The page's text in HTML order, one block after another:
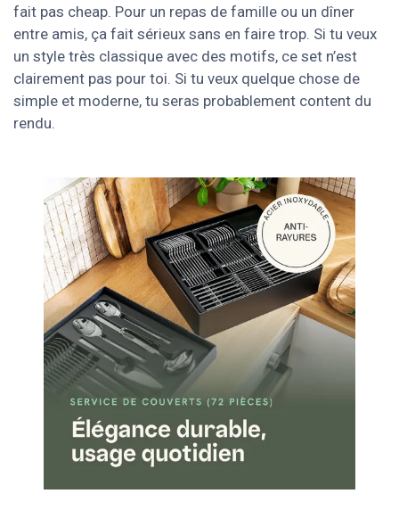
fait pas cheap. Pour un repas de famille ou un dîner
entre amis, ça fait sérieux sans en faire trop. Si tu veux
un style très classique avec des motifs, ce set n’est
clairement pas pour toi. Si tu veux quelque chose de
simple et moderne, tu seras probablement content du
rendu.